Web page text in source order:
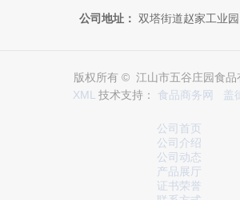
公司地址： 双塔街道赵家工业
版权所有 © 江山市五谷庄园食品
XML 技术支持： 食品商务网 盖
公司首页
公司介绍
公司动态
产品展厅
证书荣誉